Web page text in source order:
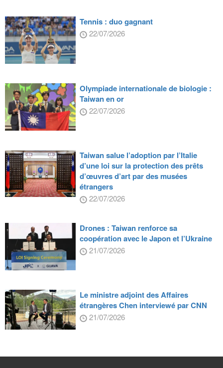
Tennis : duo gagnant
22/07/2026
Olympiade internationale de biologie :
Taiwan en or
22/07/2026
Taiwan salue l’adoption par l’Italie
d’une loi sur la protection des prêts
d’œuvres d’art par des musées
étrangers
22/07/2026
Drones : Taiwan renforce sa
coopération avec le Japon et l’Ukraine
21/07/2026
Le ministre adjoint des Affaires
étrangères Chen interviewé par CNN
21/07/2026